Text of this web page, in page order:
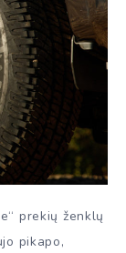
prekių ženklų
pikapo,